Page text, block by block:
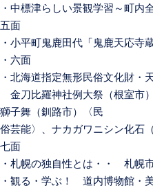
・中標津らしい景観学習～町内
五面
・小平町鬼鹿田代「鬼鹿天応
・六面
・北海道指定無形民俗文化財・
金刀比羅神社例大祭（根室市
獅子舞（釧路市）〈民
俗芸能〉、ナカガワニシン化石
七面
・札幌の独自性とは・・ 札幌
・観る・学ぶ！ 道内博物館・